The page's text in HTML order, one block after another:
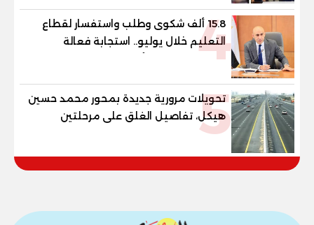
415.8 ألف شكوى وطلب واستفسار لقطاع
التعليم خلال يوليو.. استجابة فعالة
لشكاوى الطلاب وأولياء الأمور
5
تحويلات مرورية جديدة بمحور محمد حسين
هيكل، تفاصيل الغلق على مرحلتين